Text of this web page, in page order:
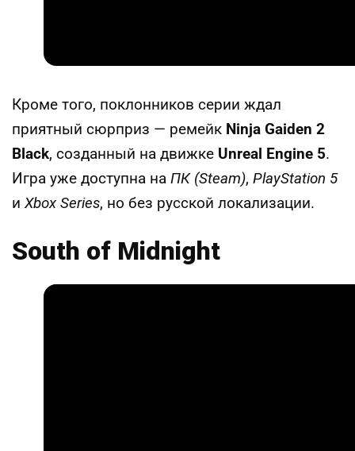
Кроме того, поклонников серии ждал
приятный сюрприз — ремейк Ninja Gaiden 2
Black, созданный на движке Unreal Engine 5.
Игра уже доступна на ПК (Steam), PlayStation 5
иXbox Series, но без русской локализации.
South of Midnight